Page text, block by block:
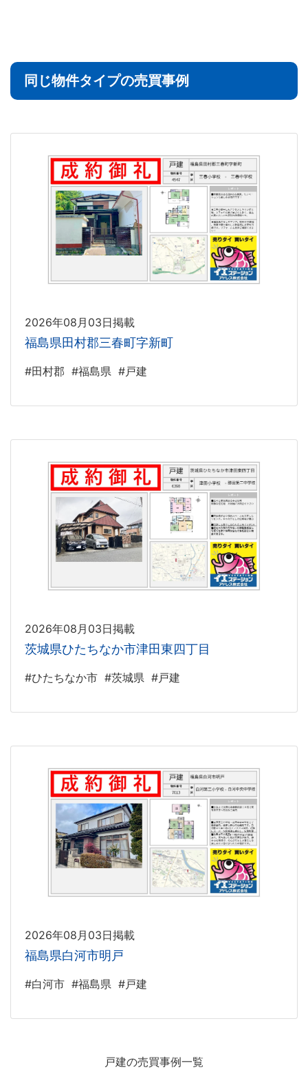
同じ物件タイプの売買事例
2026年08月03日掲載
福島県田村郡三春町字新町
#田村郡 #福島県 #戸建
2026年08月03日掲載
茨城県ひたちなか市津田東四丁目
#ひたちなか市 #茨城県 #戸建
2026年08月03日掲載
福島県白河市明戸
#白河市 #福島県 #戸建
戸建の売買事例一覧